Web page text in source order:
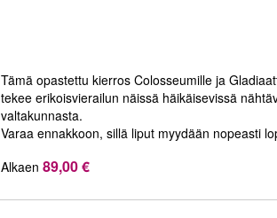
Tämä opastettu kierros Colosseumille ja
tekee erikoisvierailun näissä häikäisevissä
valtakunnasta.
Varaa ennakkoon, sillä liput myydään nopeasti
Alkaen 89,00 €